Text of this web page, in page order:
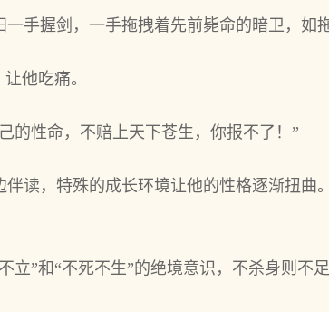
手握剑，一手拖拽着先前毙命的暗卫，如
他吃痛。
性命，不赔上天下苍生，你报不了！”
读，特殊的成长环境让他的性格逐渐扭曲
立”和“不死不生”的绝境意识，不杀身则不足